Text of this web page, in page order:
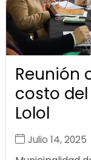
Reunión
costo
Lolol
Julio 14, 2025